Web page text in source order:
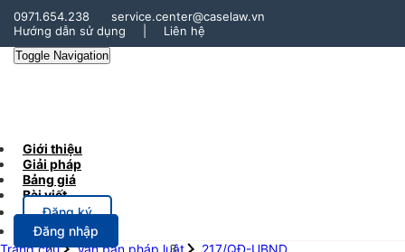
0971.654.238
service.center@caselaw.vn
Hướng dẫn sử dụng
Liên hệ
Toggle Navigation
Giới thiệu
Giải pháp
Bảng giá
Bài viết
Đăng ký
Đăng nhập
Trang chủ
Văn bản pháp luật 217/QĐ-UBND